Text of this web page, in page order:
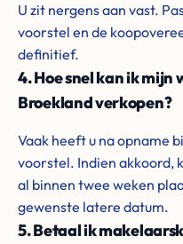
U zit nergens aan vast.
voorstel en de
definitief.
4. Hoe snel kan ik mijn
Broekland verkopen?
Vaak heeft u na opname
voorstel. Indien akkoord,
al binnen twee weken
gewenste latere datum.
5. Betaal ik